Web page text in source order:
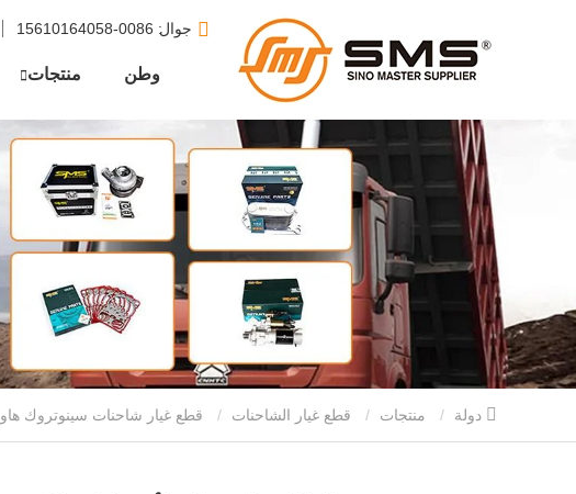
وطن منتجات
جوال
: 0086-15610164058
منتجات قطع غيار الشاحنات قطع غيار شاحنات سينوتروك هاو